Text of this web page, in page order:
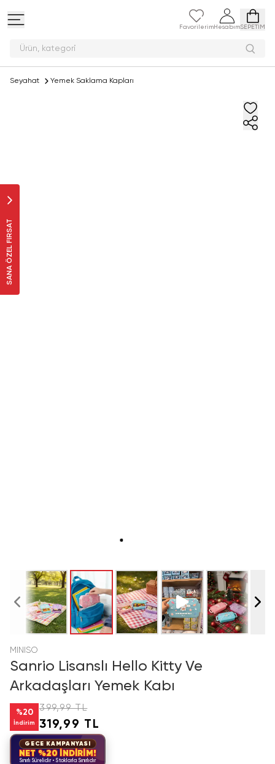
Favorilerim HesabımSEPETİM
Ürün, k
SANA ÖZEL FIRSAT
Seyahat Yemek Saklama Kapları
MINISO
Sanrio Lisanslı Hello Kitty Ve
Arkadaşları Yemek Kabı
%20
İndirim
399,99 TL
319,99 TL
GECE KAMPANYASI
NET %20 İNDİRİM!
Sınırlı Sürelidir • Stoklarla Sınırlıdır